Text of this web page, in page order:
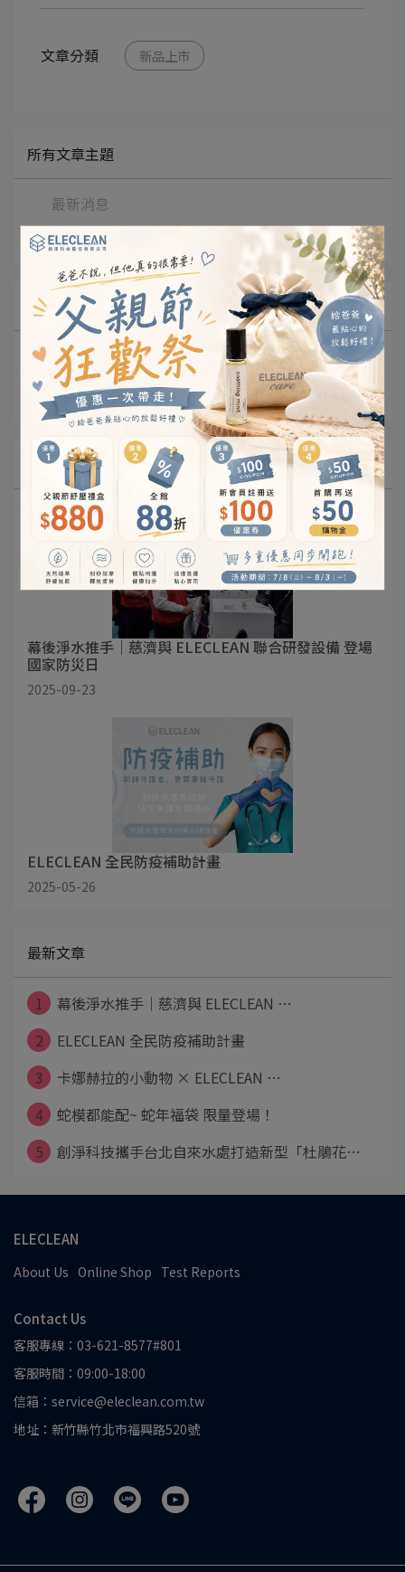
文章分類 新品上市
所有文章主題
最新消息
防疫專欄
文章分類
新聞報導 活動消息 愛心公益 新品上市
安裝實績
360裝機實例
最新消息
幕後淨水推手｜慈濟與 ELECLEAN 聯合研發設備 登場
國家防災日
2025-09-23
ELECLEAN 全民防疫補助計畫
2025-05-26
最新文章
1
幕後淨水推手｜慈濟與 ELECLEAN ⋯
2
ELECLEAN 全民防疫補助計畫
3
卡娜赫拉的小動物 × ELECLEAN ⋯
4
蛇模都能配~ 蛇年福袋 限量登場！
5
創淨科技攜手台北自來水處打造新型「杜鵑花⋯
ELECLEAN
About Us Online Shop Test Reports
Contact Us
客服專線：03-621-8577#801
客服時間：09:00-18:00
信箱：service@eleclean.com.tw
地址：新竹縣竹北市福興路520號